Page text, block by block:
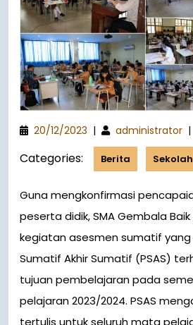
20/12/2023 | administrator |
Categories: Berita Sekolah
Guna mengkonfirmasi pencapaian hasil belajar
peserta didik, SMA Gembala
kegiatan asesmen sumatif
Sumatif Akhir Sumatif (PSAS)
tujuan pembelajaran pada
pelajaran 2023/2024. PSAS
tertulis untuk seluruh mata